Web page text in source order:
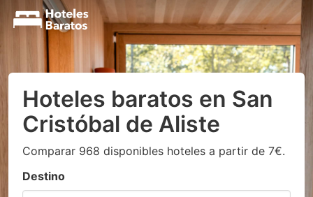
Hoteles baratos en San
Cristóbal de Aliste
Comparar 968 disponibles hoteles a partir de 7€.
Destino